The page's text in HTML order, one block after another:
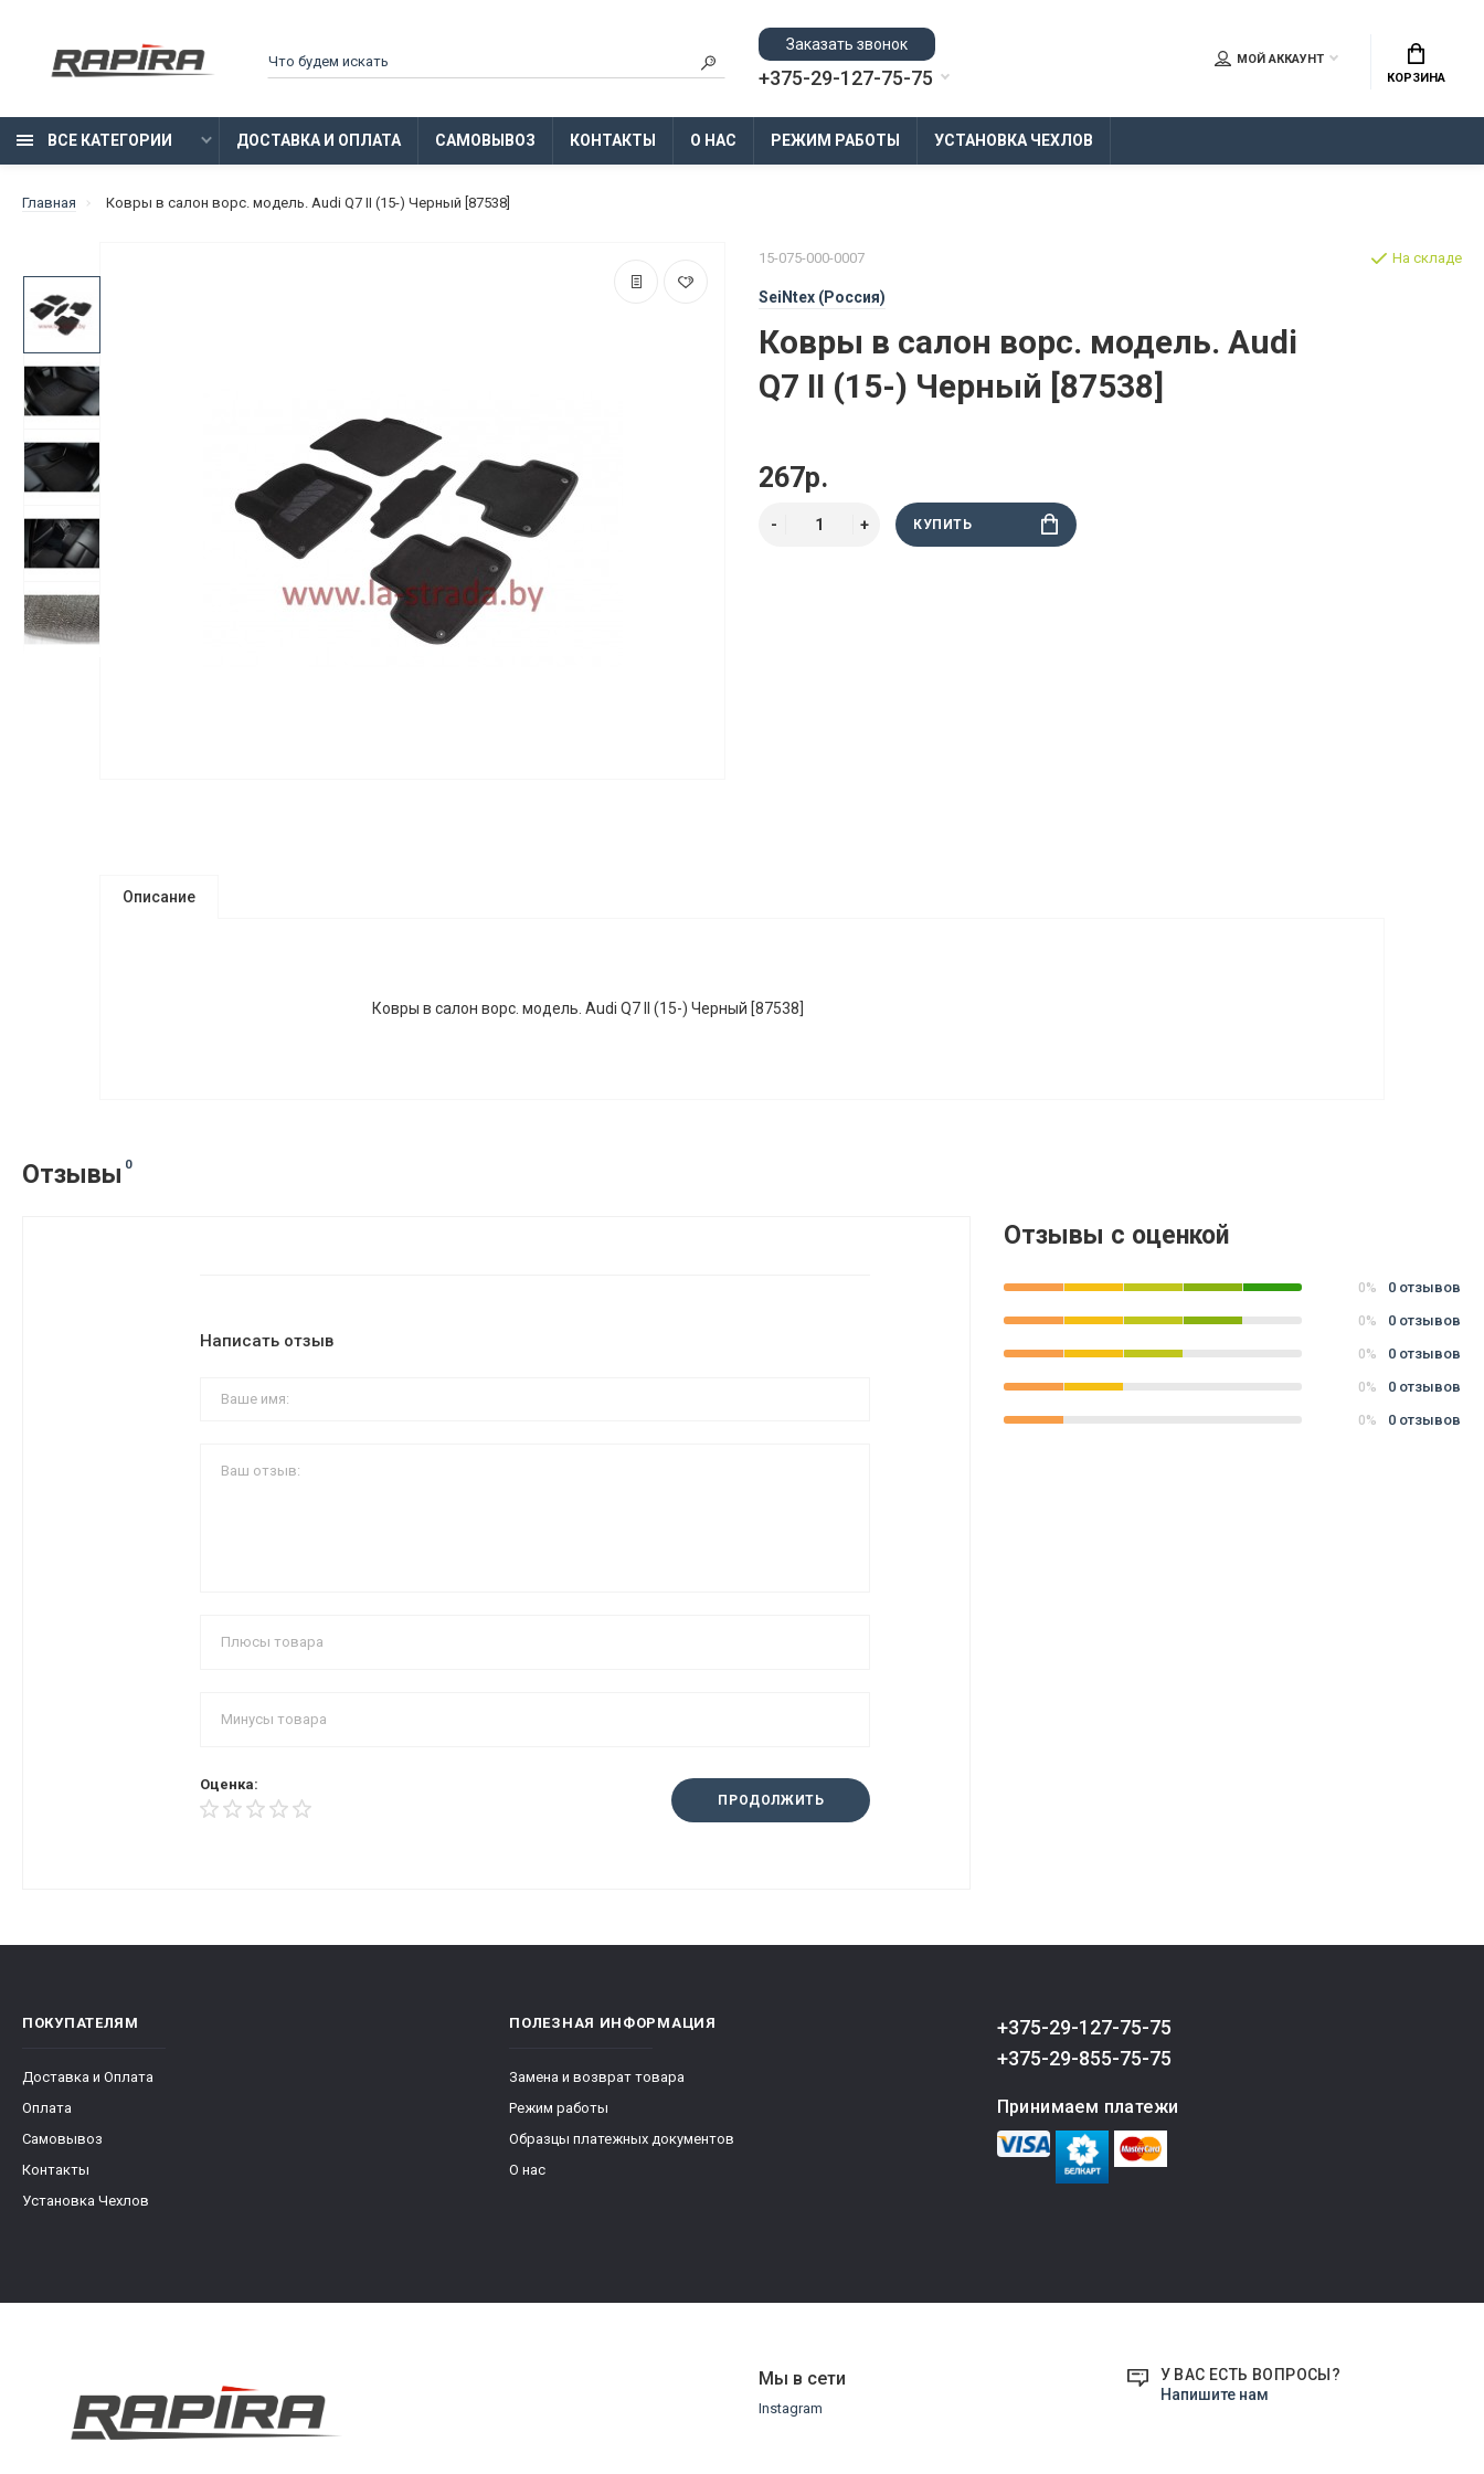
Заказать звонок
+375-29-127-75-75
МОЙ АККАУНТ
КОРЗИНА
ВСЕ КАТЕГОРИИ ДОСТАВКА И ОПЛАТА САМОВЫВОЗ КОНТАКТЫ О НАС РЕЖИМ РАБОТЫ УСТАНОВКА ЧЕХЛОВ
Главная Ковры в салон ворс. модель. Audi Q7 II (15-) Черный [87538]
15-075-000-0007
SeiNtex (Россия)
Ковры в салон ворс. модель. Audi
Q7 II (15-) Черный [87538]
На складе
267р.
КУПИТЬ
Описание
Ковры в салон ворс. модель. Audi Q7 II (15-) Черный [87538]
Отзывы 0
Написать отзыв
Оценка:
ПРОДОЛЖИТЬ
Отзывы с оценкой
0% 0 отзывов
0% 0 отзывов
0% 0 отзывов
0% 0 отзывов
0% 0 отзывов
ПОКУПАТЕЛЯМ
Доставка и Оплата
Оплата
Самовывоз
Контакты
Установка Чехлов
ПОЛЕЗНАЯ ИНФОРМАЦИЯ
Замена и возврат товара
Режим работы
Образцы платежных документов
О нас
+375-29-127-75-75
+375-29-855-75-75
Принимаем платежи
У ВАС ЕСТЬ ВОПРОСЫ?
Напишите нам
Мы в сети
Instagram